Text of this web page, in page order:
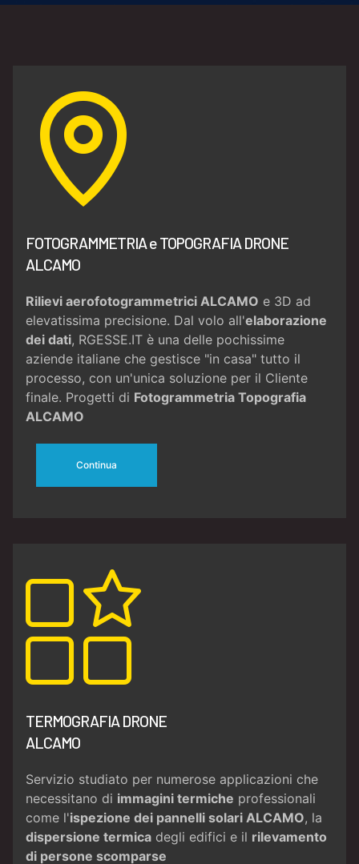
FOTOGRAMMETRIA e TOPOGRAFIA DRONE
ALCAMO
Rilievi aerofotogrammetrici ALCAMO e 3D ad
elevatissima precisione. Dal volo all'elaborazione
dei dati, RGESSE.IT è una delle pochissime
aziende italiane che gestisce "in casa" tutto il
processo, con un'unica soluzione per il Cliente
finale. Progetti di Fotogrammetria Topografia
ALCAMO
Continua
TERMOGRAFIA DRONE
ALCAMO
Servizio studiato per numerose applicazioni che
necessitano di immagini termiche professionali
come l'ispezione dei pannelli solari ALCAMO, la
dispersione termica degli edifici e il rilevamento
di persone scomparse